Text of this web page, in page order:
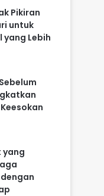
Pikiran
untuk
yang Lebih
yang